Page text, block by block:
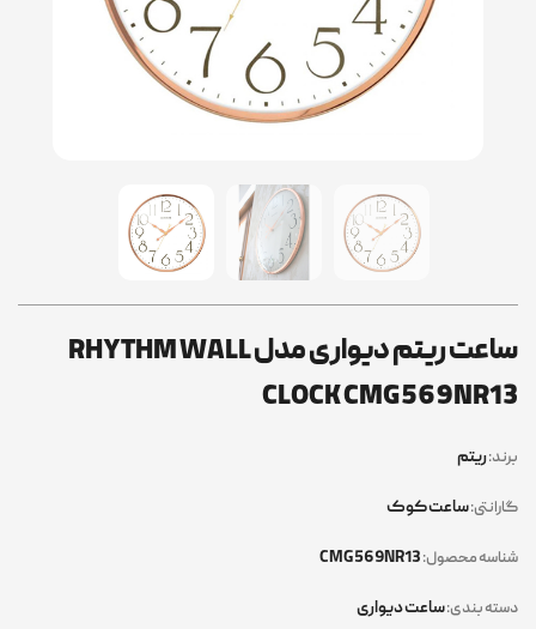
ساعت ریتم دیواری مدل RHYTHM WALL
CLOCK CMG569NR13
برند:ریتم
گارانتی:ساعت کوک
شناسه محصول:
دسته بندی:ساعت دیواری